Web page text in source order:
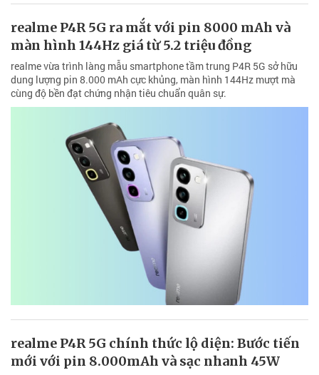
realme P4R 5G ra mắt với pin 8000 mAh và
màn hình 144Hz giá từ 5.2 triệu đồng
realme vừa trình làng mẫu smartphone tầm trung P4R 5G sở hữu
dung lượng pin 8.000 mAh cực khủng, màn hình 144Hz mượt mà
cùng độ bền đạt chứng nhận tiêu chuẩn quân sự.
realme P4R 5G chính thức lộ diện: Bước tiến
mới với pin 8.000mAh và sạc nhanh 45W